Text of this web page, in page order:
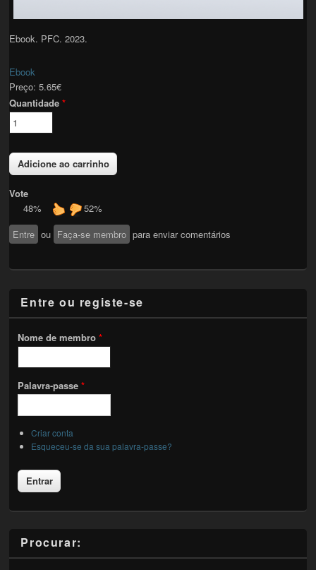
Ebook. PFC. 2023.
Ebook
Preço: 5.65€
Quantidade*
Vote
48%
52%
Entre ou Faça-se membro para enviar comentários
Entre ou registe-se
Nome de membro*
Palavra-passe*
Criar conta
Esqueceu-se da sua palavra-passe?
Procurar: